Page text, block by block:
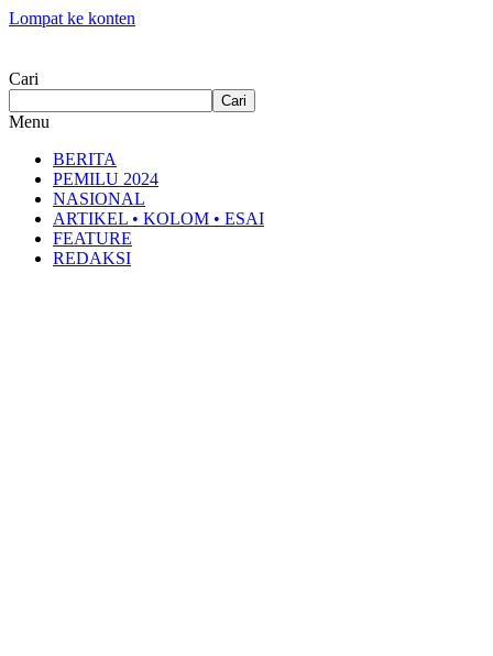
Lompat ke konten
Cari
Cari
Menu
BERITA
PEMILU 2024
NASIONAL
ARTIKEL • KOLOM • ESAI
FEATURE
REDAKSI